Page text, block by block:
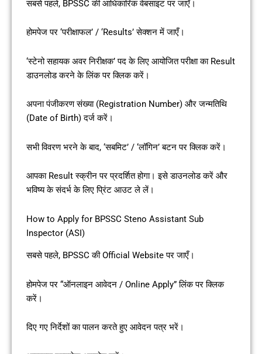
सबसे पहले, BPSSC की आधिकारिक वेबसाइट पर जाएँ।
होमपेज पर ‘परीक्षाफल’ / ‘Results’ सेक्शन में जाएँ।
‘स्टेनो सहायक अवर निरीक्षक’ पद के लिए आयोजित परीक्षा का Result
डाउनलोड करने के लिंक पर क्लिक करें।
अपना पंजीकरण संख्या (Registration Number) और जन्मतिथि
(Date of Birth) दर्ज करें।
सभी विवरण भरने के बाद, ‘सबमिट’ / ‘लॉगिन’ बटन पर क्लिक करें।
आपका Result स्क्रीन पर प्रदर्शित होगा। इसे डाउनलोड करें और
भविष्य के संदर्भ के लिए प्रिंट आउट ले लें।
How to Apply for BPSSC Steno Assistant Sub
Inspector (ASI)
सबसे पहले, BPSSC की Official Website पर जाएँ।
होमपेज पर “ऑनलाइन आवेदन / Online Apply” लिंक पर क्लिक
करें।
दिए गए निर्देशों का पालन करते हुए आवेदन पत्र भरें।